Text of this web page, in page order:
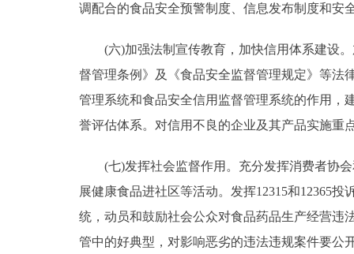
调配合的食品安全预警制度、信息发布制度和安
(六)加强法制宣传教育，加快信用体系建设。
督管理条例》及《食品安全监督管理规定》等法
管理系统和食品安全信用监督管理系统的作用，
誉评估体系。对信用不良的企业及其产品实施重
(七)发挥社会监督作用。充分发挥消费者协会
展健康食品进社区等活动。发挥12315和12365
统，动员和鼓励社会公众对食品药品生产经营违
管中的好典型，对影响恶劣的违法违规案件要公